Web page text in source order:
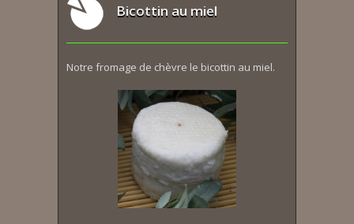
Bicottin au miel
Notre fromage de chèvre le bicottin au miel.